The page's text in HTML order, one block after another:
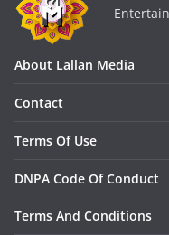
About Lallan Media
Contact
Terms Of Use
DNPA Code Of Conduct
Terms And Conditions